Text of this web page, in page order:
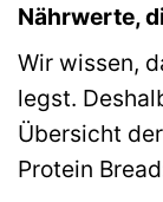
Nährwerte,
Wir wissen,
legst.
Übersicht
Protein